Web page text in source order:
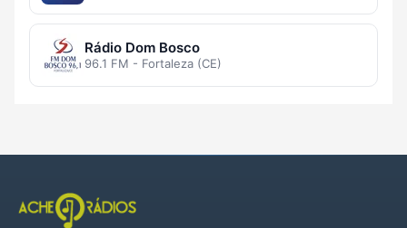
Rádio Dom Bosco
96.1 FM - Fortaleza (CE)